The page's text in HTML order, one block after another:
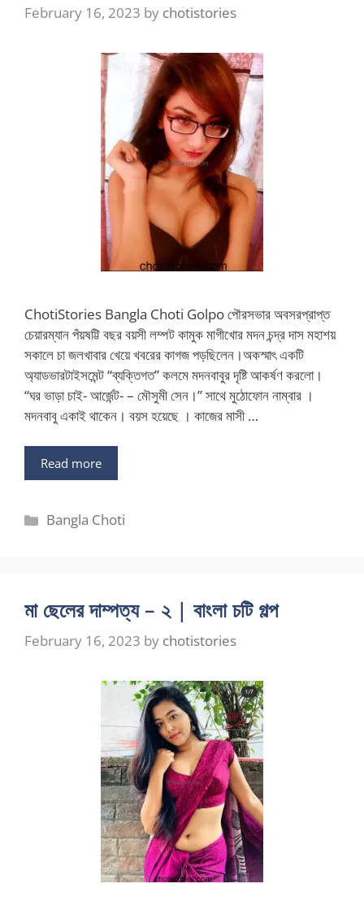
February 16, 2023 by chotistories
ChotiStories Bangla Choti Golpo পৌরসভার অবসরপ্রাপ্ত
চেয়ারম্যান পঁয়ষট্টি বছর বয়সী লম্পট কামুক মাগীখোর মদন চন্দ্র দাস মহাশয়
সকালে চা জলখাবার খেয়ে খবরের কাগজ পড়ছিলেন।অকস্মাৎ একটি
অ্যাডভারটাইসমেন্ট “ব্যক্তিগত” কলমে মদনবাবুর দৃষ্টি আকর্ষণ করলো।
“ঘর ভাড়া চাই- আর্জেন্ট- – মৌসুমী সেন।” সাথে মুঠোফোন নাম্বার ।
মদনবাবু একাই থাকেন। বয়স হয়েছে । কাজের মাসী …
Read more
Categories
Bangla Choti
মা ছেলের দাম্পত্য – ২ | বাংলা চটি গল্প
February 16, 2023 by chotistories